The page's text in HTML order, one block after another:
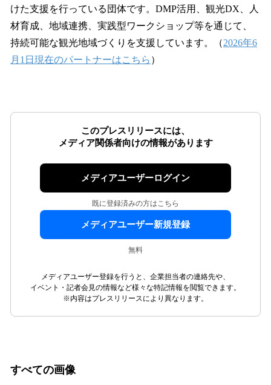
けた支援を行っている団体です。DMP活用、観光DX、人
材育成、地域連携、実践型ワークショップ等を通じて、
持続可能な観光地域づくりを支援しています。（2026年6
月1日現在のパートナーはこちら ）
このプレスリリースには、
メディア関係者向けの情報があります
メディアユーザーログイン
既に登録済みの方はこちら
メディアユーザー新規登録
無料
メディアユーザー登録を行うと、企業担当者の連絡先や、
イベント・記者会見の情報など様々な特記情報を閲覧できます。
※内容はプレスリリースにより異なります。
すべての画像